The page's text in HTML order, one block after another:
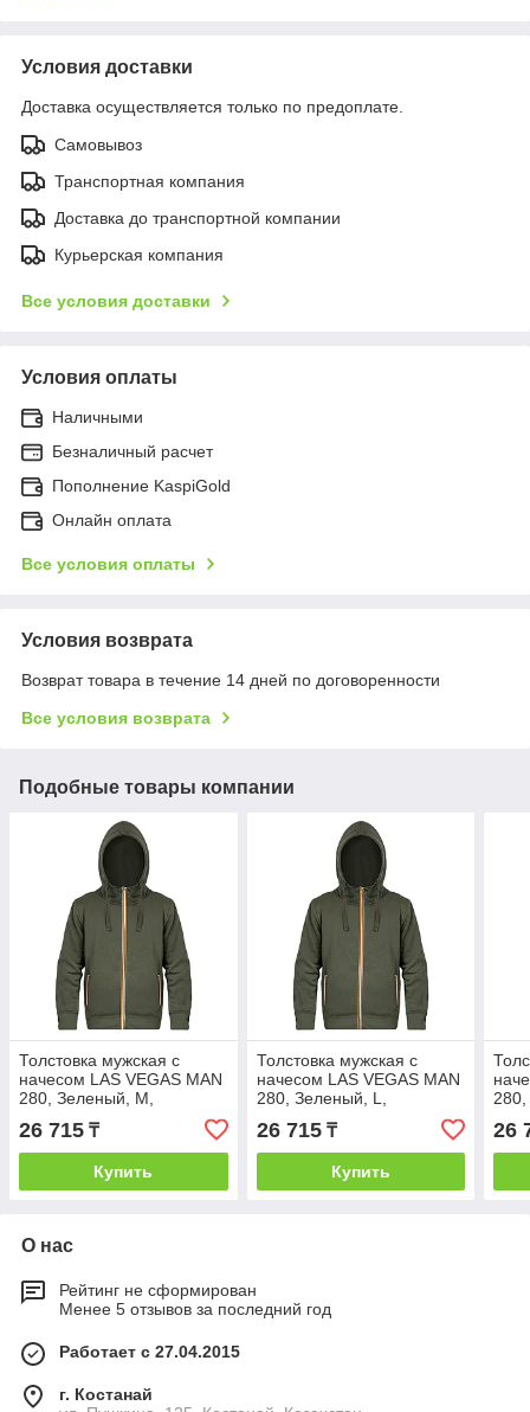
Условия доставки
Доставка осуществляется только по предоплате.
Самовывоз
Транспортная компания
Доставка до транспортной компании
Курьерская компания
Все условия доставки
Условия оплаты
Наличными
Безналичный расчет
Пополнение KaspiGold
Онлайн оплата
Все условия оплаты
Условия возврата
Возврат товара в течение 14 дней по договоренности
Все условия возврата
Подобные товары компании
Толстовка мужская с
начесом LAS VEGAS MAN
280, Зеленый, M,
399933.17 M
26 715 ₸
Купить
Толстовка мужская с
начесом LAS VEGAS MAN
280, Зеленый, L,
399933.17 L
26 715₸
Купить
26
О нас
Рейтинг не сформирован
Менее 5 отзывов за последний год
Работает с 27.04.2015
г. Костанай